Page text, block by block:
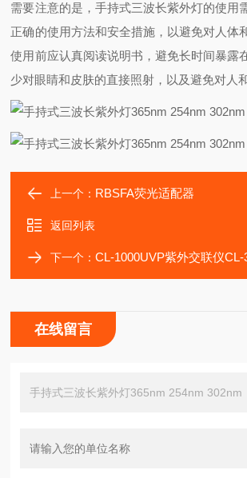
需要注意的是，手持式三波长紫外灯的使用
正确的使用方法和安全措施，以避免对人体
使用前应认真阅读说明书，避免长时间暴露
少对眼睛和皮肤的直接照射，以及避免对人
上一个： RBSFA荧光适配器
返回列表
下一个：CL-1000UVP紫外交联仪CL-
在线留言